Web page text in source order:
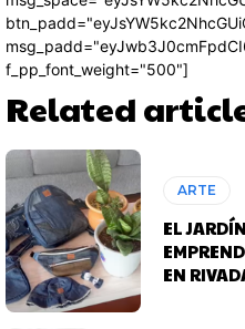
f_pp_font_weight="500"]
Related
ARTE
EL
EN